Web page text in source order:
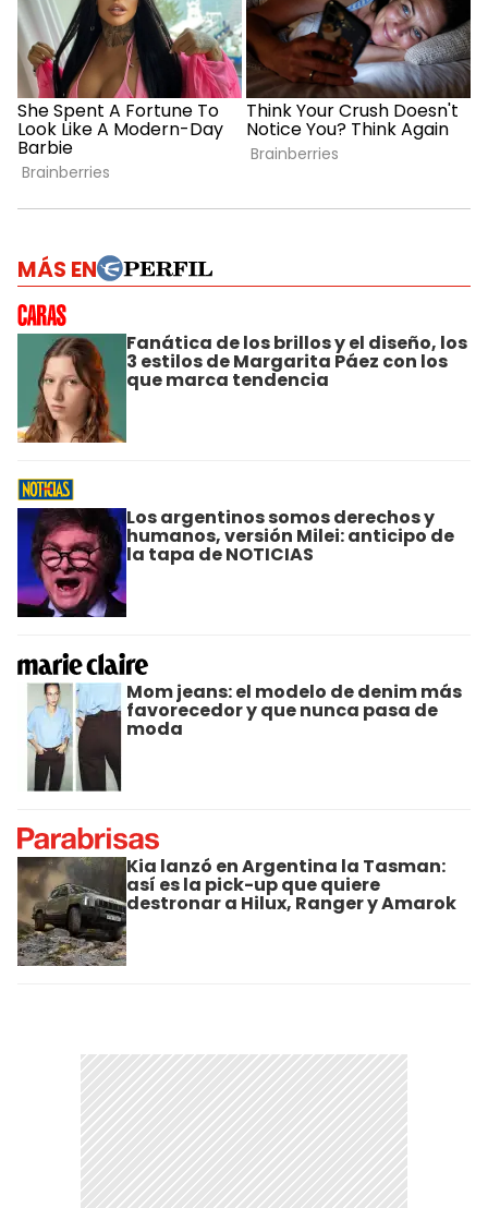
MÁS EN
Fanática de los brillos y el diseño, los
3 estilos de Margarita Páez con los
que marca tendencia
Los argentinos somos derechos y
humanos, versión Milei: anticipo de
la tapa de NOTICIAS
Mom jeans: el modelo de denim más
favorecedor y que nunca pasa de
moda
Kia lanzó en Argentina la Tasman:
así es la pick-up que quiere
destronar a Hilux, Ranger y Amarok